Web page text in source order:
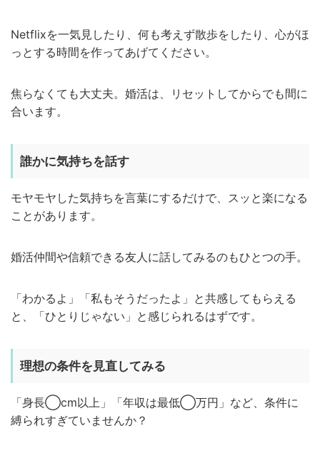
Netflixを一気見したり、何も考えず散歩をしたり、心がほ
っとする時間を作ってあげてください。
焦らなくても大丈夫。婚活は、リセットしてからでも間に
合います。
誰かに気持ちを話す
モヤモヤした気持ちを言葉にするだけで、スッと楽になる
ことがあります。
婚活仲間や信頼できる友人に話してみるのもひとつの手。
「わかるよ」「私もそうだったよ」と共感してもらえる
と、「ひとりじゃない」と感じられるはずです。
理想の条件を見直してみる
「身長◯cm以上」「年収は最低◯万円」など、条件に
縛られすぎていませんか？